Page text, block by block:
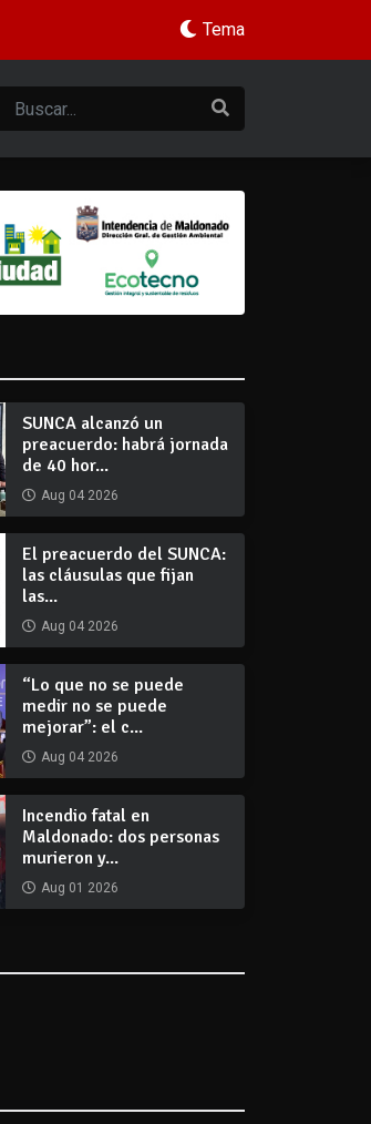
Tema
SUNCA alcanzó un
preacuerdo: habrá jornada
de 40 hor...
Aug 04 2026
El preacuerdo del SUNCA:
las cláusulas que fijan
las...
Aug 04 2026
“Lo que no se puede
medir no se puede
mejorar”: el c...
Aug 04 2026
Incendio fatal en
Maldonado: dos personas
murieron y...
Aug 01 2026